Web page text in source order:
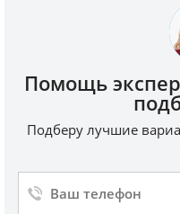
Помощь
Подберу лучшие